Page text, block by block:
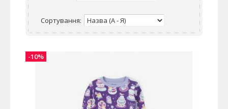
Сортування:
-10%